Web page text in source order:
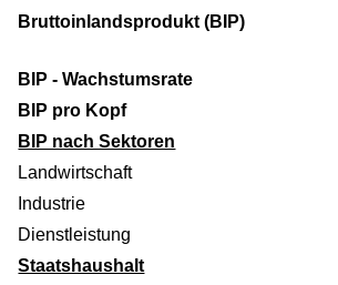
Bruttoinlandsprodukt (BIP)
BIP - Wachstumsrate
BIP pro Kopf
BIP nach Sektoren
Landwirtschaft
Industrie
Dienstleistung
Staatshaushalt